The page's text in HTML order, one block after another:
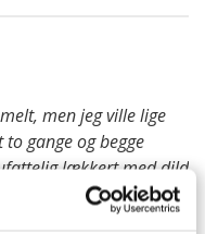
men jeg ville lige
gange og begge
lækkert med dild
faren, der normalt
kunne få det ned med